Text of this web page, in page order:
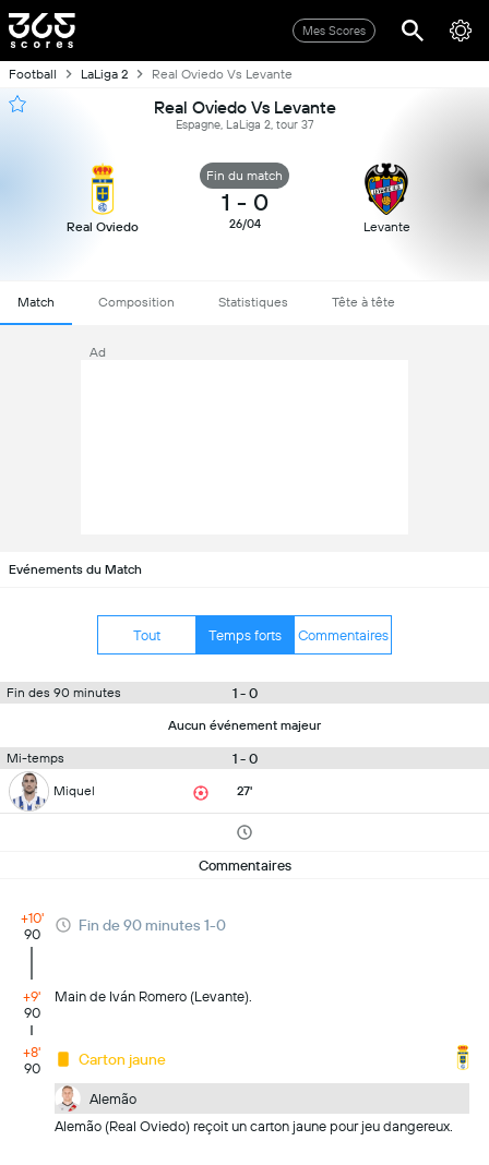
Mes Scores
Football LaLiga 2 Real Oviedo Vs Levante
Real Oviedo Vs Levante
Espagne, LaLiga 2, tour 37
Real Oviedo
Fin du match
1 - 0
26/04 Levante
Match Composition Statistiques Tête à tête
Ad
Evénements du Match
Tout Temps forts Commentaires
Fin des 90 minutes 1 - 0
Aucun événement majeur
Mi-temps 1 - 0
Miquel 27'
Commentaires
+10'
90
Fin de 90 minutes 1-0
+9'
90
Main de Iván Romero (Levante).
+8'
90
Carton jaune
Alemão
Alemão (Real Oviedo) reçoit un carton jaune pour jeu dangereux.